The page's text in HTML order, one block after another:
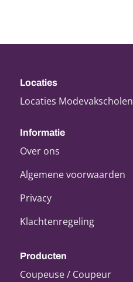
Locaties
Locaties Modevakscholen
Informatie
Over ons
Algemene voorwaarden
Privacy
Klachtenregeling
Producten
Coupeuse / Coupeur